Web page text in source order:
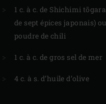
1 c. à c. de Shichimi
de sept épices japonais)
poudre de chili
1 c. à c. de gros sel de mer
4 c. à s. d’huile d’olive